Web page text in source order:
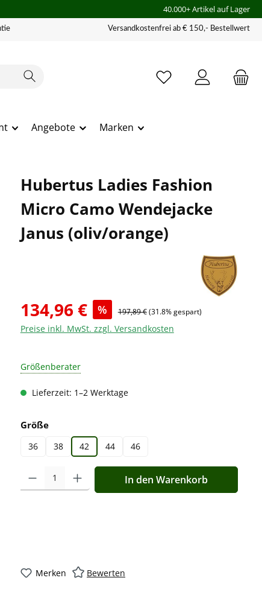
40.000+ Artikel auf Lager
Versandkostenfrei ab € 150,- Bestellwert
Angebote Marken
Hubertus Ladies Fashion
Micro Camo Wendejacke
Janus (oliv/orange)
134,96 € % 197,89 €(31.8% gespart)
Preise inkl. MwSt. zzgl. Versandkosten
Größenberater
Lieferzeit: 1–2 Werktage
Größeauswählen
36 38 42 44 46
Produkt Anzahl: Gib den gewünschten Wert ein oder
In den Warenkorb
Merken Bewerten